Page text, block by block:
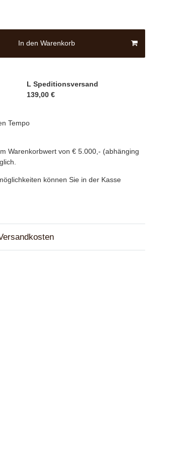
In den Warenkorb
L Speditionsversand
139,00 €
Tempo
Warenkorbwert von € 5.000,- (abhänging
können Sie in der Kasse